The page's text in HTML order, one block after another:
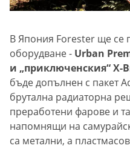
В Япония Forester ще се
оборудване - Urban
и „приключенския“ X-
бъде допълнен с пакет
брутална радиаторна
преработени фарове и
напомнящи на
са метални, а